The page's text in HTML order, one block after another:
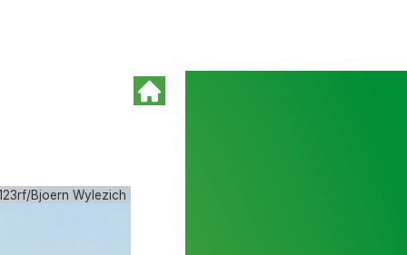
Bjoern Wylezich